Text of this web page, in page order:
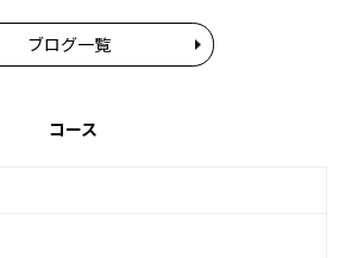
ブログ一覧
コース